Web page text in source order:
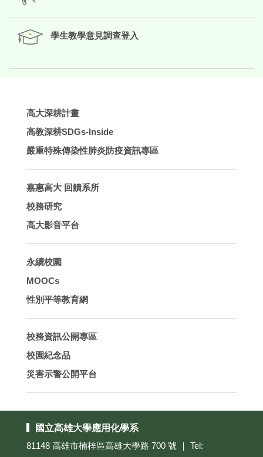
學生教學意見調查登入
高大深耕計畫
高教深耕SDGs-lnside
嚴重特殊傳染性肺炎防疫資訊專區
嘉惠高大 回饋系所
校務研究
高大影音平台
永續校園
MOOCs
性別平等教育網
校務資訊公開專區
校園紀念品
災害示警公開平台
國立高雄大學應用化學系
81148 高雄市楠梓區高雄大學路 700 號 ｜ Tel: